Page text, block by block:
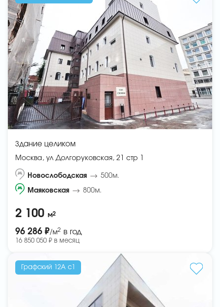
Здание целиком
Москва, ул Долгоруковская, 21 стр 1
Новослободская 500м.
Маяковская 800м.
2 100 м2
96 286 ₽/м2 в год
16 850 050 ₽ в месяц
Графский 12А с1